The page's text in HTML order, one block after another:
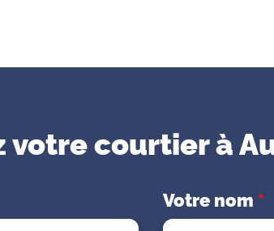
votre courtier à
Votre nom *